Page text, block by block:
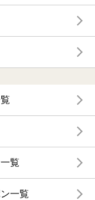
覧
一覧